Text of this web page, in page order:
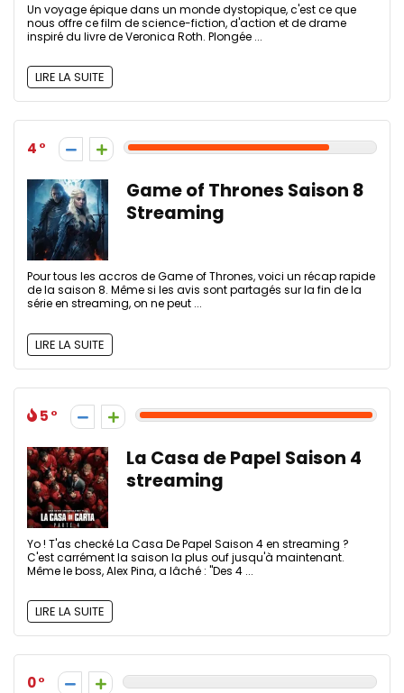
Un voyage épique dans un monde dystopique, c'est ce que
nous offre ce film de science-fiction, d'action et de drame
inspiré du livre de Veronica Roth. Plongée ...
LIRE LA SUITE
4
Game of Thrones Saison 8
Streaming
Pour tous les accros de Game of Thrones, voici un récap rapide
de la saison 8. Même si les avis sont partagés sur la fin de la
série en streaming, on ne peut ...
LIRE LA SUITE
5
La Casa de Papel Saison 4
streaming
Yo ! T'as checké La Casa De Papel Saison 4 en streaming ?
C'est carrément la saison la plus ouf jusqu'à maintenant.
Même le boss, Alex Pina, a lâché : "Des 4 ...
LIRE LA SUITE
0